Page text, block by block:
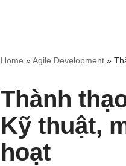
Home »Agile Development »
Thành
Kỹ thuật,
hoạt